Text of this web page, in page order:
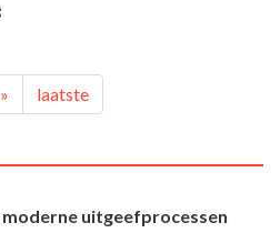
» laatste
uitgeefprocessen